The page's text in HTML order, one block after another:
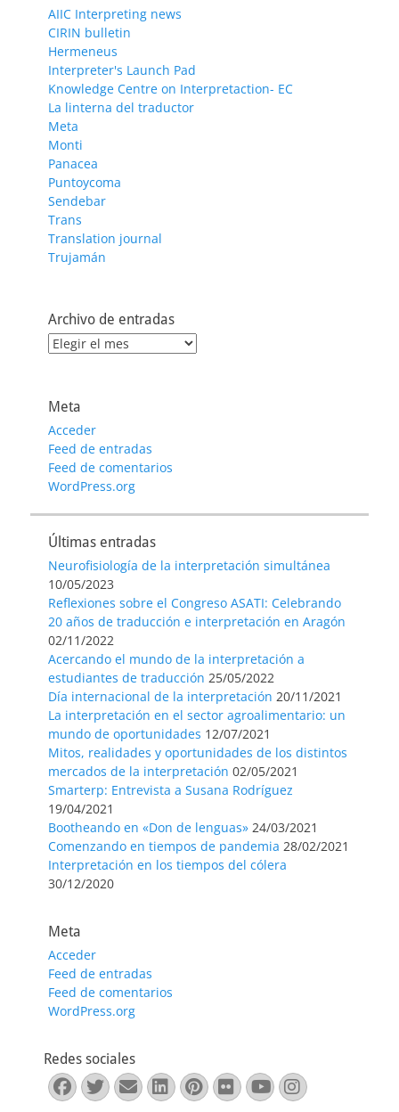
AIIC Interpreting news
CIRIN bulletin
Hermeneus
Interpreter's Launch Pad
Knowledge Centre on Interpretaction- EC
La linterna del traductor
Meta
Monti
Panacea
Puntoycoma
Sendebar
Trans
Translation journal
Trujamán
Archivo de entradas
Archivo
Meta
Acceder
Feed de entradas
Feed de comentarios
WordPress.org
Últimas entradas
Neurofisiología de la interpretación simultánea
10/05/2023
Reflexiones sobre el Congreso ASATI: Celebrando
20 años de traducción e interpretación en Aragón
02/11/2022
Acercando el mundo de la interpretación a
estudiantes de traducción 25/05/2022
Día internacional de la interpretación 20/11/2021
La interpretación en el sector agroalimentario: un
mundo de oportunidades 12/07/2021
Mitos, realidades y oportunidades de los distintos
mercados de la interpretación 02/05/2021
Smarterp: Entrevista a Susana Rodríguez
19/04/2021
Bootheando en «Don de lenguas» 24/03/2021
Comenzando en tiempos de pandemia 28/02/2021
Interpretación en los tiempos del cólera
30/12/2020
Meta
Acceder
Feed de entradas
Feed de comentarios
WordPress.org
Redes sociales
Facebook
Twitter
Correo
electrónico
LinkedIn
Pinterest
FlickrYouTube